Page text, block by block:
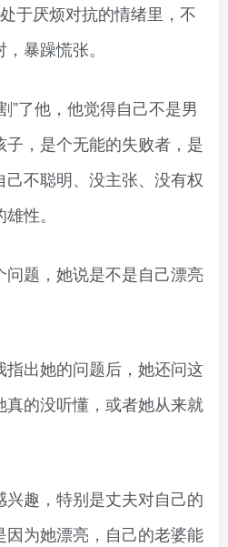
于厌烦对抗的情绪里，不
暴躁慌张。
”了他，他觉得自己不是男
子，是个无能的失败者，是
不聪明、没主张、没有权
性。
题，她说是不是自己漂亮
出她的问题后，她还问这
的没听懂，或者她从来就
趣，特别是丈夫对自己的
为她漂亮，自己的老婆能